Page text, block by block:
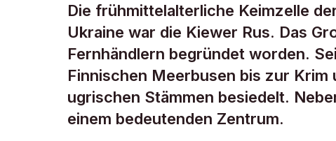
ZEITPUNKTE · 28. JULI 980
Massentaufe
Dnjepr
Die frühmittelalterliche Keimzelle
Ukraine war die Kiewer Rus. Das
Fernhändlern begründet worden.
Finnischen Meerbusen bis zur
ugrischen Stämmen besiedelt.
einem bedeutenden Zentrum.